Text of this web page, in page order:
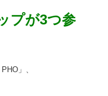
プが3つ参
」、